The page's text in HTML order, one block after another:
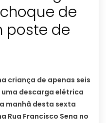
de
poste de
criança de apenas seis
descarga elétrica
manhã desta sexta
Rua Francisco Sena no